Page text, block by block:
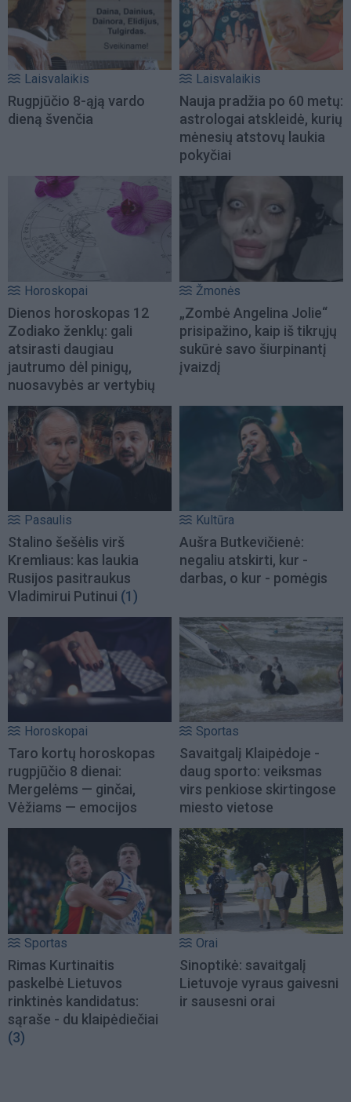
Laisvalaikis
Rugpjūčio 8-ąją vardo
dieną švenčia
Laisvalaikis
Nauja pradžia po 60 metų:
astrologai atskleidė, kurių
mėnesių atstovų laukia
pokyčiai
Horoskopai
Dienos horoskopas 12
Zodiako ženklų: gali
atsirasti daugiau
jautrumo dėl pinigų,
nuosavybės ar vertybių
Žmonės
„Zombė Angelina Jolie“
prisipažino, kaip iš tikrųjų
sukūrė savo šiurpinantį
įvaizdį
Pasaulis
Stalino šešėlis virš
Kremliaus: kas laukia
Rusijos pasitraukus
Vladimirui Putinui (1)
Kultūra
Aušra Butkevičienė:
negaliu atskirti, kur -
darbas, o kur - pomėgis
Horoskopai
Taro kortų horoskopas
rugpjūčio 8 dienai:
Mergelėms — ginčai,
Vėžiams — emocijos
Sportas
Savaitgalį Klaipėdoje -
daug sporto: veiksmas
virs penkiose skirtingose
miesto vietose
Sportas
Rimas Kurtinaitis
paskelbė Lietuvos
rinktinės kandidatus:
sąraše - du klaipėdiečiai
(3)
Orai
Sinoptikė: savaitgalį
Lietuvoje vyraus gaivesni
ir sausesni orai